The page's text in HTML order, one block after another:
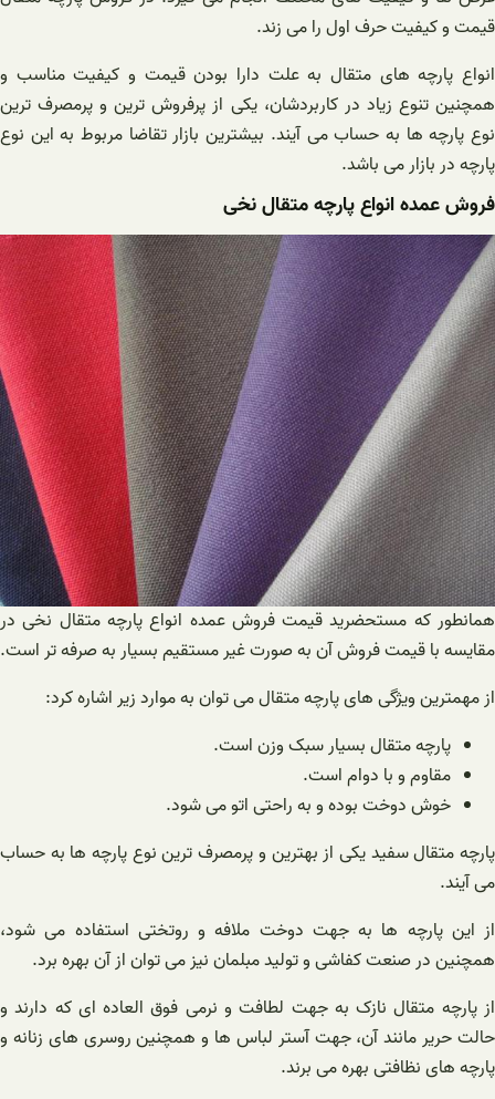
قیمت و کیفیت حرف اول را می زند.
انواع پارچه های متقال به علت دارا بودن قیمت و کیفیت مناسب و
همچنین تنوع زیاد در کاربردشان، یکی از پرفروش ترین و پرمصرف ترین
نوع پارچه ها به حساب می آیند. بیشترین بازار تقاضا مربوط به این نوع
پارچه در بازار می باشد.
فروش عمده انواع پارچه متقال نخی
همانطور که مستحضرید قیمت فروش عمده انواع پارچه متقال نخی در
مقایسه با قیمت فروش آن به صورت غیر مستقیم بسیار به صرفه تر است.
از مهمترین ویژگی های پارچه متقال می توان به موارد زیر اشاره کرد:
پارچه متقال بسیار سبک وزن است.
مقاوم و با دوام است.
خوش دوخت بوده و به راحتی اتو می شود.
پارچه متقال سفید یکی از بهترین و پرمصرف ترین نوع پارچه ها به حساب
می آیند.
از این پارچه ها به جهت دوخت ملافه و روتختی استفاده می شود،
همچنین در صنعت کفاشی و تولید مبلمان نیز می توان از آن بهره برد.
از پارچه متقال نازک به جهت لطافت و نرمی فوق العاده ای که دارند و
حالت حریر مانند آن، جهت آستر لباس ها و همچنین روسری های زنانه و
پارچه های نظافتی بهره می برند.